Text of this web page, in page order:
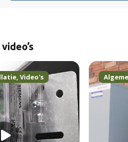
Algemeen,HVAC&R , Video's